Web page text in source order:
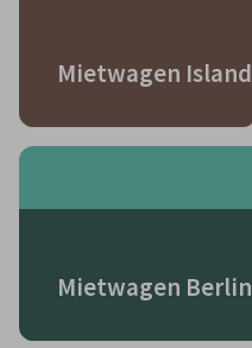
Mietwagen Island
Mietwagen Berlin